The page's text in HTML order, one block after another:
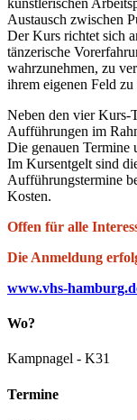
Austausch zwischen
Der Kurs richtet sich
tänzerische
wahrzunehmen, zu
ihrem eigenen Feld
Neben den vier Kurs-
Aufführungen im
Die genauen Termine
Im Kursentgelt sind
Aufführungstermine
Kosten.
Offen für alle
Die Anmeldung
www.vhs-
Wo?
Kampnagel - K31
Termine